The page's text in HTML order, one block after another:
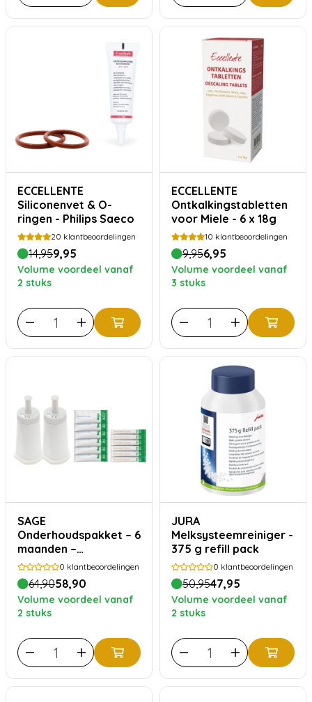
ECCELLENTE
Siliconenvet & O-
ringen - Philips Saeco
20 klantbeoordelingen
14,959,95
Volume voordeel vanaf
2 stuks
ECCELLENTE
Ontkalkingstabletten
voor Miele - 6 x 18g
10 klantbeoordelingen
9,956,95
Volume voordeel vanaf
3 stuks
SAGE
Onderhoudspakket – 6
maanden –
waterfilters, ontkalker
en reiniger
0 klantbeoordelingen
64,9058,90
Volume voordeel vanaf
2 stuks
JURA
Melksysteemreiniger -
375 g refill pack
0 klantbeoordelingen
50,9547,95
Volume voordeel vanaf
2 stuks